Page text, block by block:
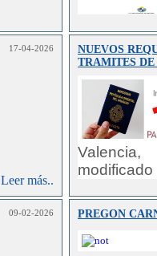
Leer más..
17-04-2026
Leer más..
NUEVOS
TRAMITES DE
exterior.
del 16 de
entra en
09-02-2026 PREGON